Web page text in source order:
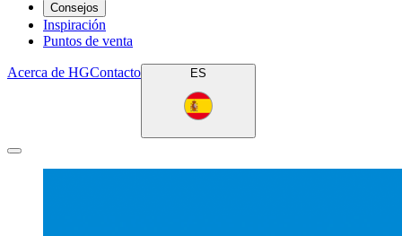
Consejos
Inspiración
Puntos de venta
Acerca de HGContacto ES